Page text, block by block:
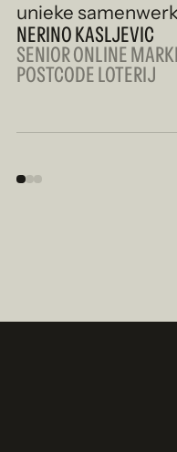
unieke
NERINO KASLJEVIC
SENIOR ONLINE
POSTCODE LOTERIJ